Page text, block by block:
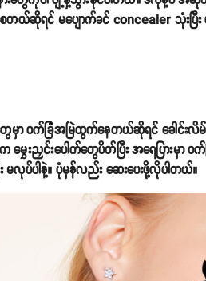
ဆိုရင် မပျောက်ခင် concealer သုံးပြီး
ေမှာ ဝက်ခြံအမြဲထွက်နေတယ်ဆိုရင် ခေါ
ေးညှင်းပေါက်တွေပိတ်ပြီး အရေပြားမှာ
ပ်ပါနဲ့။ ပုံမှန်လည်း ဆေးပေးဖို့လိုပါတယ်။